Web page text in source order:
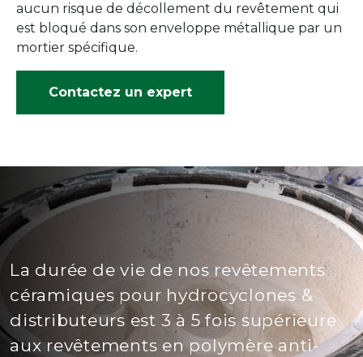
aucun risque de décollement du revêtement qui
est bloqué dans son enveloppe métallique par un
mortier spécifique.
Contactez un expert
La durée de vie de nos revêtements
céramiques pour hydrocyclones &
distributeurs est 3 à 5 fois supérieure
aux revêtements en polymère anti-